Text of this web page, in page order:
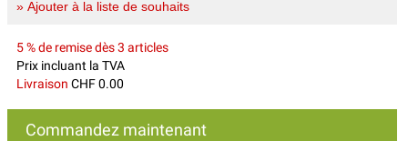
» Ajouter à la liste de souhaits
5 % de remise dès 3 articles
Prix incluant la TVA
Livraison CHF 0.00
Commandez maintenant